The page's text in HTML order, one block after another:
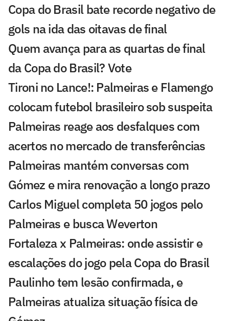
Copa do Brasil bate recorde negativo de
gols na ida das oitavas de final
Quem avança para as quartas de final
da Copa do Brasil? Vote
Tironi no Lance!: Palmeiras e Flamengo
colocam futebol brasileiro sob suspeita
Palmeiras reage aos desfalques com
acertos no mercado de transferências
Palmeiras mantém conversas com
Gómez e mira renovação a longo prazo
Carlos Miguel completa 50 jogos pelo
Palmeiras e busca Weverton
Fortaleza x Palmeiras: onde assistir e
escalações do jogo pela Copa do Brasil
Paulinho tem lesão confirmada, e
Palmeiras atualiza situação física de